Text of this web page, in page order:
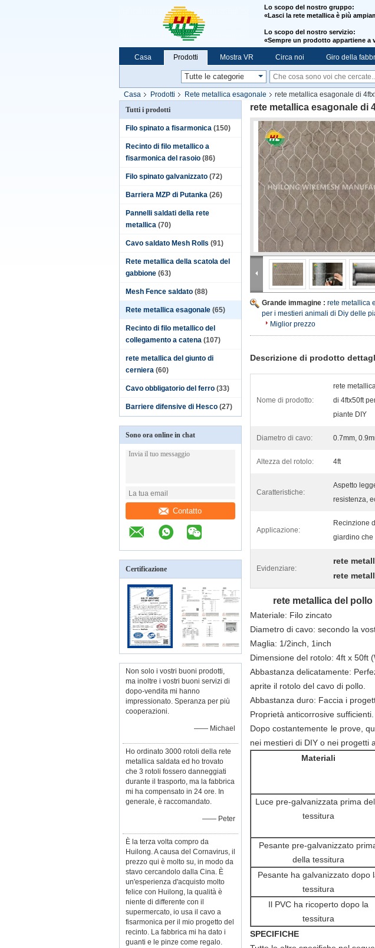
Lo scopo del nostro gruppo:
«Lasci la rete metallica è più
Lo scopo del nostro servizio:
«Sempre un prodotto appartiene a
Casa Prodotti Mostra VR Circa noi Giro della
Casa Prodotti Rete metallica esagonale
rete metallica esagonale di
Tutti i prodotti
Filo spinato a fisarmonica (150)
Recinto di filo metallico a
fisarmonica del rasoio (86)
Filo spinato galvanizzato (72)
Barriera MZP di Putanka (26)
Pannelli saldati della rete
metallica (70)
Cavo saldato Mesh Rolls (91)
Rete metallica della scatola del
gabbione (63)
Mesh Fence saldato (88)
Rete metallica esagonale (65)
Recinto di filo metallico del
collegamento a catena (107)
rete metallica del giunto di
cerniera (60)
Cavo obbligatorio del ferro (33)
Barriere difensive di Hesco (27)
Sono ora online in chat
Contatto
Certificazione
Non solo i vostri buoni prodotti,
ma inoltre i vostri buoni servizi di
dopo-vendita mi hanno
impressionato. Speranza per più
cooperazioni.
—— Michael
Ho ordinato 3000 rotoli della rete
metallica saldata ed ho trovato
che 3 rotoli fossero danneggiati
durante il trasporto, ma la fabbrica
mi ha compensato in 24 ore. In
generale, è raccomandato.
—— Peter
È la terza volta compro da
Huilong. A causa del Cornavirus, il
prezzo qui è molto su, in modo da
stavo cercandolo dalla Cina. È
un'esperienza d'acquisto molto
felice con Huilong, la qualità è
niente di differente con il
supermercato, io usa il cavo a
fisarmonica per il mio progetto del
recinto. La fabbrica mi ha dato i
guanti e le pinze come regalo.
rete metallica esagonale di
Grande immagine : rete metallica
per i mestieri animali di Diy delle
Miglior prezzo
Descrizione di prodotto
Nome di prodotto:
rete
di 4ftx50ft
piante DIY
Diametro di cavo: 0.7mm,
Altezza del rotolo: 4ft
Caratteristiche:
Aspetto
resistenza,
Applicazione:
Recinzione
giardino che
Evidenziare:
rete
rete
rete metallica del
Materiale: Filo zincato
Diametro di cavo: secondo la
Maglia: 1/2inch, 1inch
Dimensione del rotolo: 4ft x 50ft
Abbastanza delicatamente:
aprite il rotolo del cavo di pollo.
Abbastanza duro: Faccia i
Proprietà anticorrosive sufficienti.
Dopo costantemente le prove,
nei mestieri di DIY o nei progetti
Materiali
Luce pre-galvanizzata prima
tessitura
Pesante pre-galvanizzato
della tessitura
Pesante ha galvanizzato dopo
tessitura
Il PVC ha ricoperto dopo la
tessitura
SPECIFICHE